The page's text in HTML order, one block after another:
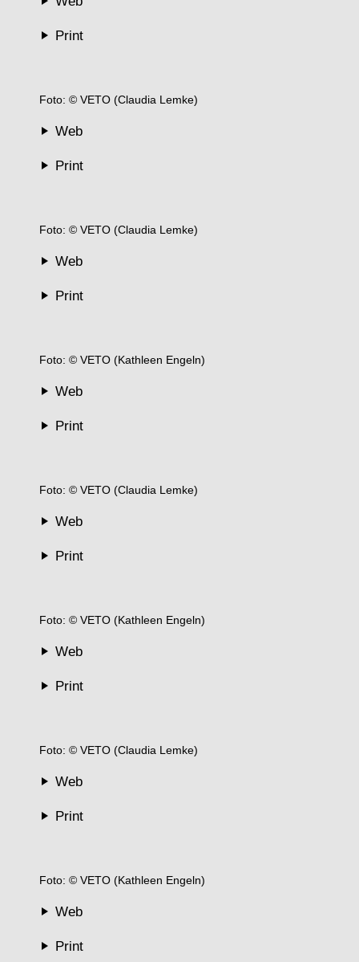
Print
Foto: © VETO (Claudia Lemke)
Web
Print
Foto: © VETO (Claudia Lemke)
Web
Print
Foto: © VETO (Kathleen Engeln)
Web
Print
Foto: © VETO (Claudia Lemke)
Web
Print
Foto: © VETO (Kathleen Engeln)
Web
Print
Foto: © VETO (Claudia Lemke)
Web
Print
Foto: © VETO (Kathleen Engeln)
Web
Print